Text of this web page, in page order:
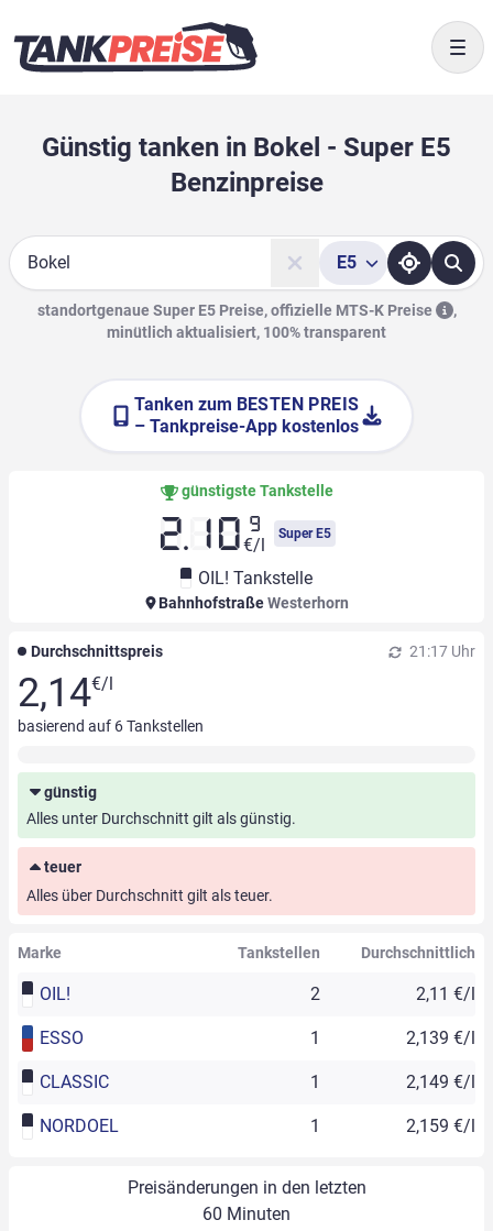
Günstig tanken in Bokel - Super E5
Benzinpreise
Suche
E5
standortgenaue Super E5 Preise, offizielle MTS-K Preise
,
minütlich aktualisiert, 100% transparent
Tanken zum BESTEN PREIS
– Tankpreise-App kostenlos
günstigste Tankstelle
2.10 9
€/l
Super E5
OIL! Tankstelle
BahnhofstraßeWesterhorn
Durchschnittspreis 21:17 Uhr
2,14€/l
basierend auf 6Tankstellen
günstig
Alles unter Durchschnitt gilt als günstig.
teuer
Alles über Durchschnitt gilt als teuer.
Marke Tankstellen Durchschnittlich
OIL! 2 2,11 €/l
ESSO 1 2,139 €/l
CLASSIC 1 2,149 €/l
NORDOEL 1 2,159 €/l
Preisänderungen in den letzten
60 Minuten